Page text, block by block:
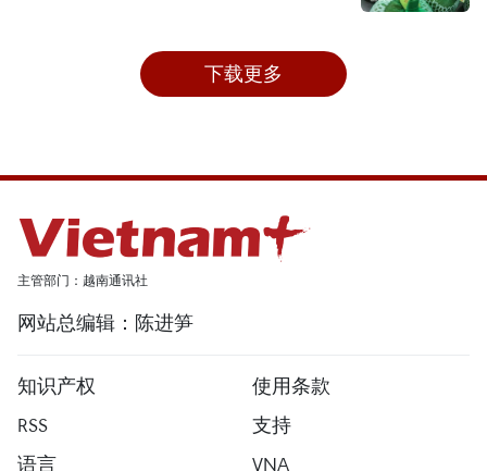
下载更多
主管部门：越南通讯社
网站总编辑：陈进笋
知识产权
使用条款
RSS
支持
语言
VNA